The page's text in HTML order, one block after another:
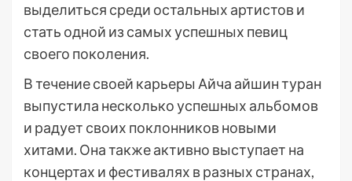
выделиться среди остальных артистов и
стать одной из самых успешных певиц
своего поколения.
В течение своей карьеры Айча айшин туран
выпустила несколько успешных альбомов
и радует своих поклонников новыми
хитами. Она также активно выступает на
концертах и фестивалях в разных странах,